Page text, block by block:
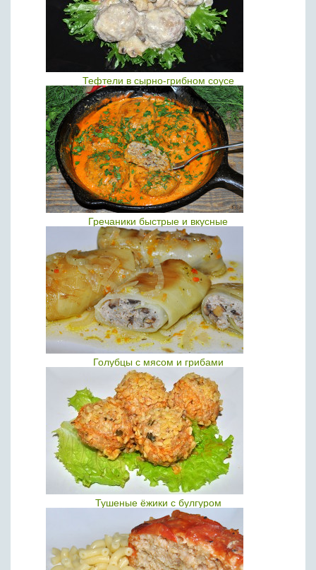
Тефтели в сырно-грибном соусе
Гречаники быстрые и вкусные
Голубцы с мясом и грибами
Тушеные ёжики с булгуром